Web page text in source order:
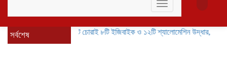
Toggle
navigation
সর্বশেষ বাগেরহাটে চোরাই ৮টি ইজিবাইক ও ১২টি শ্যালোমেশিন উদ্ধার, গ্রেপ্তার ৪